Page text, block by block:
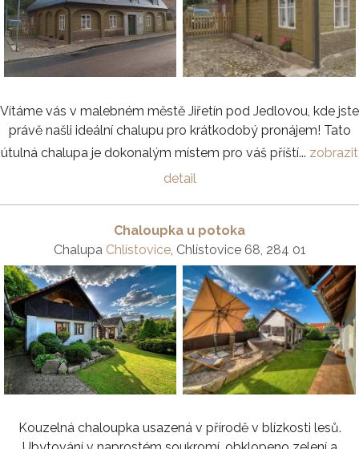
Vítáme vás v malebném městě Jiřetín pod Jedlovou, kde jste
právě našli ideální chalupu pro krátkodobý pronájem! Tato
útulná chalupa je dokonalým místem pro váš příští... zobrazit
detail
Chaloupka u potoka
Chalupa Chlístovice, Chlístovice 68, 284 01
Kouzelná chaloupka usazená v přírodě v blízkosti lesů.